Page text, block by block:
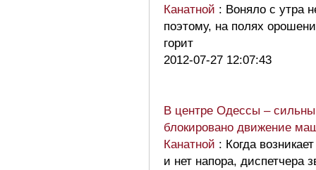
Канатной : Воняло с утра
поэтому, на полях
горит
2012-07-27 12:07:43
В центре Одессы –
блокировано движение
Канатной : Когда
и нет напора, диспетчера